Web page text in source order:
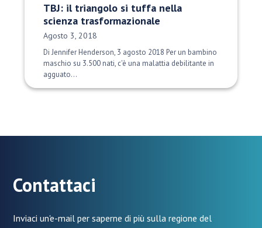
TBJ: il triangolo si tuffa nella
scienza trasformazionale
Data di pubblicazione:
Agosto 3, 2018
Di Jennifer Henderson, 3 agosto 2018 Per un bambino
maschio su 3.500 nati, c'è una malattia debilitante in
agguato...
Contattaci
Inviaci un'e-mail per saperne di più sulla regione del